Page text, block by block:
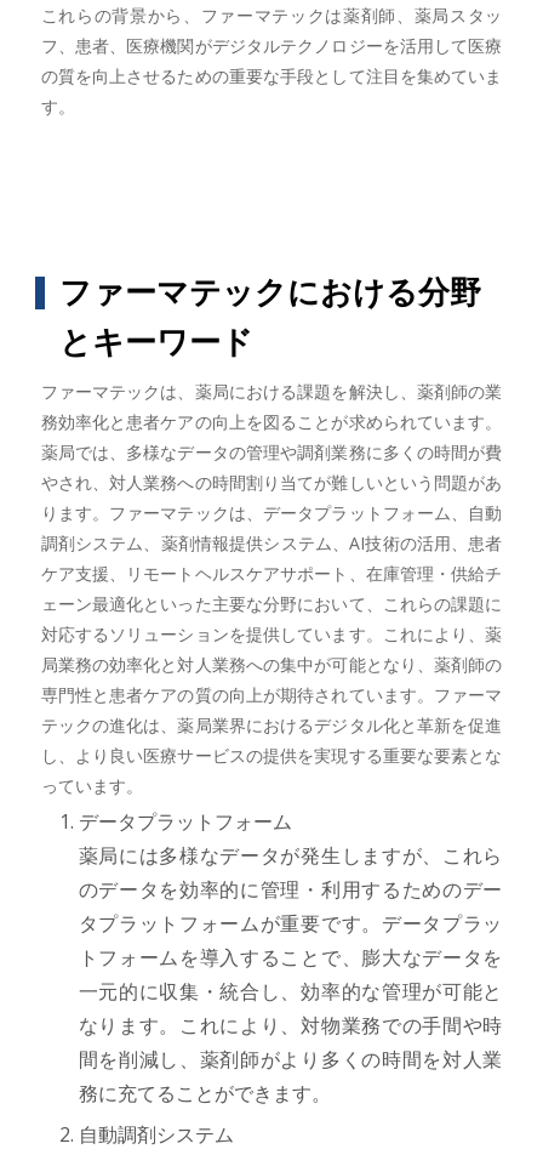
これらの背景から、ファーマテックは薬剤師、薬局スタッ
フ、患者、医療機関がデジタルテクノロジーを活用して医療
の質を向上させるための重要な手段として注目を集めていま
す。
ファーマテックにおける分野
とキーワード
ファーマテックは、薬局における課題を解決し、薬剤師の業
務効率化と患者ケアの向上を図ることが求められています。
薬局では、多様なデータの管理や調剤業務に多くの時間が費
やされ、対人業務への時間割り当てが難しいという問題があ
ります。ファーマテックは、データプラットフォーム、自動
調剤システム、薬剤情報提供システム、AI技術の活用、患者
ケア支援、リモートヘルスケアサポート、在庫管理・供給チ
ェーン最適化といった主要な分野において、これらの課題に
対応するソリューションを提供しています。これにより、薬
局業務の効率化と対人業務への集中が可能となり、薬剤師の
専門性と患者ケアの質の向上が期待されています。ファーマ
テックの進化は、薬局業界におけるデジタル化と革新を促進
し、より良い医療サービスの提供を実現する重要な要素とな
っています。
データプラットフォーム
薬局には多様なデータが発生しますが、これら
のデータを効率的に管理・利用するためのデー
タプラットフォームが重要です。データプラッ
トフォームを導入することで、膨大なデータを
一元的に収集・統合し、効率的な管理が可能と
なります。これにより、対物業務での手間や時
間を削減し、薬剤師がより多くの時間を対人業
務に充てることができます。
自動調剤システム